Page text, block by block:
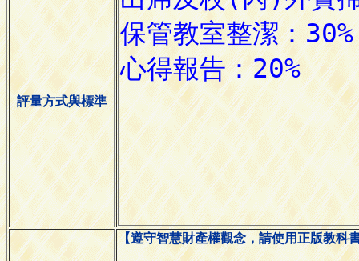
評量方式與標準
【遵守智慧財產權觀念，請使用正版教科